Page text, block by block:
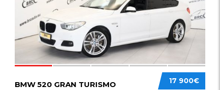
17 900€
BMW 520 GRAN TURISMO